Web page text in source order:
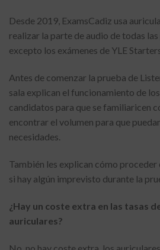
Desde 2019, ExamsCadiz usa
realizar la parte de audio de todas
excepto los exámenes de YLE
Antes de comenzar la prueba de
sala explican el funcionamiento de
candidatos para que se familiaricen
encontrar el volumen para que
necesidades.
También les explican cómo proceder
si hay algún imprevisto durante la
¿Hay un coste extra en las tasas
auriculares?
No, no hay coste extra, los